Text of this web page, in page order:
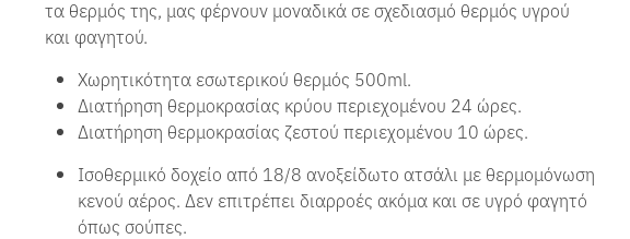
τα θερμός της, μας φέρνουν μοναδικά σε σχεδιασμό θερμός υγρού
και φαγητού.
Χωρητικότητα εσωτερικού θερμός 500ml.
Διατήρηση θερμοκρασίας κρύου περιεχομένου 24 ώρες.
Διατήρηση θερμοκρασίας ζεστού περιεχομένου 10 ώρες.
Ισοθερμικό δοχείο από 18/8 ανοξείδωτο ατσάλι με θερμομόνωση
κενού αέρος. Δεν επιτρέπει διαρροές ακόμα και σε υγρό φαγητό
όπως σούπες.